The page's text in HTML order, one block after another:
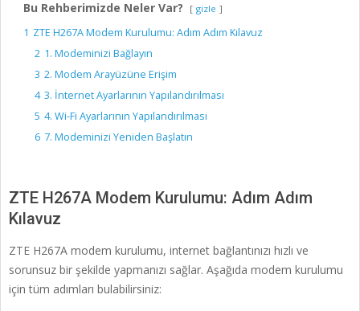
Bu Rehberimizde Neler Var? gizle
1 ZTE H267A Modem Kurulumu: Adım Adım Kılavuz
2 1. Modeminizi Bağlayın
3 2. Modem Arayüzüne Erişim
4 3. İnternet Ayarlarının Yapılandırılması
5 4. Wi-Fi Ayarlarının Yapılandırılması
6 7. Modeminizi Yeniden Başlatın
ZTE H267A Modem Kurulumu: Adım Adım
Kılavuz
ZTE H267A modem kurulumu, internet bağlantınızı hızlı ve
sorunsuz bir şekilde yapmanızı sağlar. Aşağıda modem kurulumu
için tüm adımları bulabilirsiniz: